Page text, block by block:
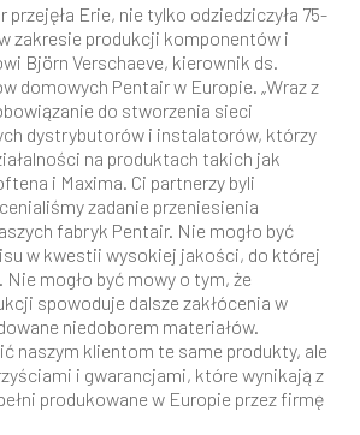
przejęła Erie, nie tylko odziedziczyła 75-
zakresie produkcji komponentów i
Björn Verschaeve, kierownik ds.
domowych Pentair w Europie. „Wraz z
do stworzenia sieci
dystrybutorów i instalatorów, którzy
na produktach takich jak
i Maxima. Ci partnerzy byli
zadanie przeniesienia
fabryk Pentair. Nie mogło być
w kwestii wysokiej jakości, do której
Nie mogło być mowy o tym, że
spowoduje dalsze zakłócenia w
niedoborem materiałów.
naszym klientom te same produkty, ale
i gwarancjami, które wynikają z
produkowane w Europie przez firmę